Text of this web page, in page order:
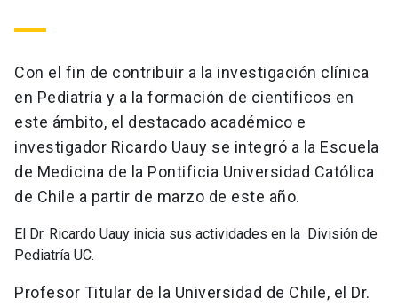
Con el fin de contribuir a la investigación clínica
en Pediatría y a la formación de científicos en
este ámbito, el destacado académico e
investigador Ricardo Uauy se integró a la Escuela
de Medicina de la Pontificia Universidad Católica
de Chile a partir de marzo de este año.
El Dr. Ricardo Uauy inicia sus actividades en la División de
Pediatría UC.
Profesor Titular de la Universidad de Chile, el Dr.